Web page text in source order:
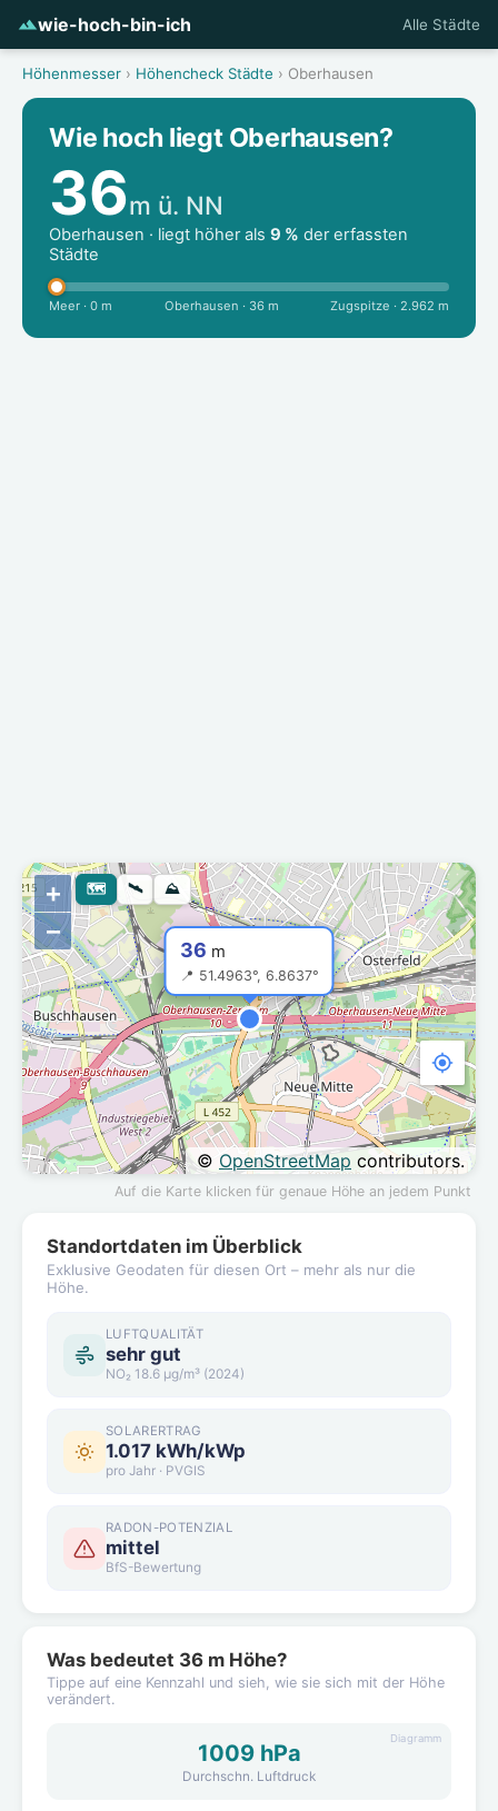
wie-hoch-bin-ich Alle Städte
Höhenmesser › Höhencheck Städte › Oberhausen
Wie hoch liegt Oberhausen?
36m ü. NN
Oberhausen · liegt höher als 9 % der erfassten
Städte
Meer · 0 m Oberhausen · 36 m Zugspitze · 2.962 m
36 m
📍 51.4963°, 6.8637°
+
−
© OpenStreetMap contributors.
🗺 🛰 ⛰
Auf die Karte klicken für genaue Höhe an jedem Punkt
Standortdaten im Überblick
Exklusive Geodaten für diesen Ort – mehr als nur die
Höhe.
LUFTQUALITÄT
sehr gut
NO₂ 18.6 µg/m³ (2024)
SOLARERTRAG
1.017 kWh/kWp
pro Jahr · PVGIS
RADON-POTENZIAL
mittel
BfS-Bewertung
Was bedeutet 36 m Höhe?
Tippe auf eine Kennzahl und sieh, wie sie sich mit der Höhe
verändert.
1009 hPa
Durchschn. Luftdruck
Diagramm